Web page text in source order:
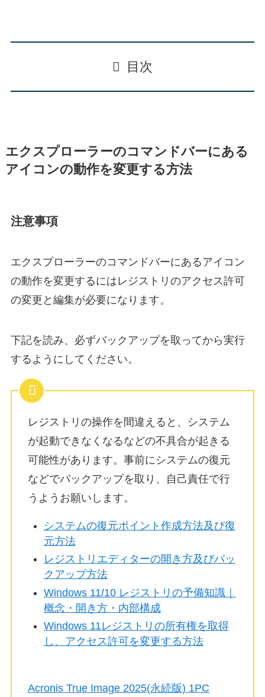
目次
エクスプローラーのコマンドバーにある
アイコンの動作を変更する方法
注意事項
エクスプローラーのコマンドバーにあるアイコン
の動作を変更するにはレジストリのアクセス許可
の変更と編集が必要になります。
下記を読み、必ずバックアップを取ってから実行
するようにしてください。
レジストリの操作を間違えると、システム
が起動できなくなるなどの不具合が起きる
可能性があります。事前にシステムの復元
などでバックアップを取り、自己責任で行
うようお願いします。
システムの復元ポイント作成方法及び復
元方法
レジストリエディターの開き方及びバッ
クアップ方法
Windows 11/10 レジストリの予備知識｜
概念・開き方・内部構成
Windows 11レジストリの所有権を取得
し、アクセス許可を変更する方法
Acronis True Image 2025(永続版) 1PC